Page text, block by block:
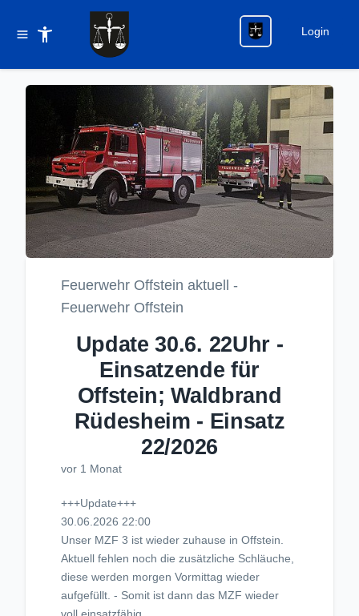
Login
Feuerwehr Offstein aktuell -
Feuerwehr Offstein
Update 30.6. 22Uhr -
Einsatzende für
Offstein; Waldbrand
Rüdesheim - Einsatz
22/2026
vor 1 Monat
+++Update+++
30.06.2026 22:00
Unser MZF 3 ist wieder zuhause in Offstein.
Aktuell fehlen noch die zusätzliche Schläuche,
diese werden morgen Vormittag wieder
aufgefüllt. - Somit ist dann das MZF wieder